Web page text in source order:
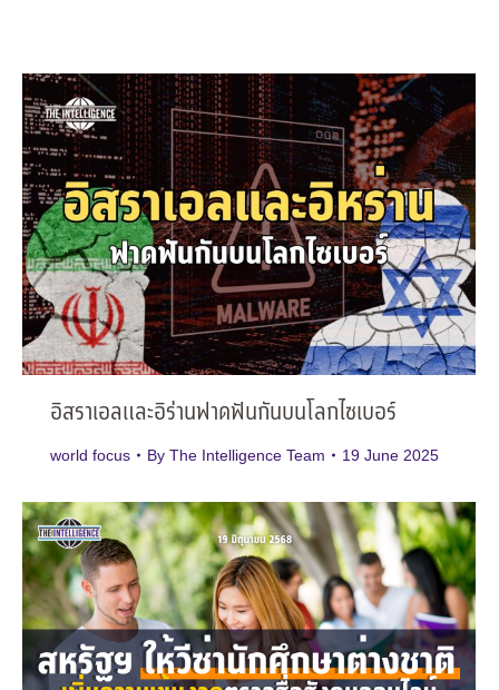
อิสราเอลและอิร่านฟาดฟันกันบนโลกไซเบอร์
world focus By The Intelligence Team 19 June 2025